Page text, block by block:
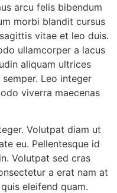
arcu felis bibendum
morbi blandit cursus
vitae et leo duis.
ullamcorper a lacus
aliquam ultrices
Leo integer
viverra maecenas
Volutpat diam ut
eu. Pellentesque id
Volutpat sed cras
a erat nam at
eleifend quam.